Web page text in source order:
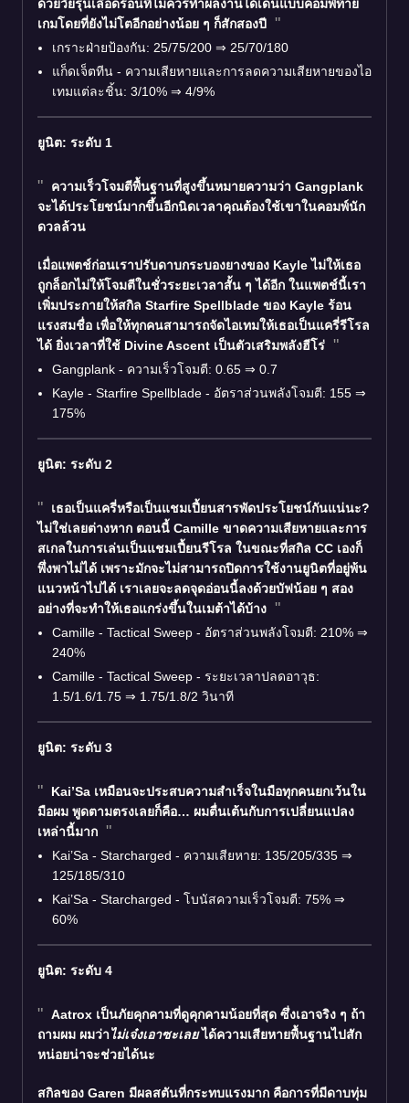
ด้วยวัยรุ่นเลือดร้อนที่ไม่ควรทำผลงานได้เด่นแบบคอมพ์ท้าย
เกมโดยที่ยังไม่โตอีกอย่างน้อย ๆ ก็สักสองปี
เกราะฝ่ายป้องกัน: 25/75/200 ⇒ 25/70/180
แก็ดเจ็ตทีน - ความเสียหายและการลดความเสียหายของไอ
เทมแต่ละชิ้น: 3/10% ⇒ 4/9%
ยูนิต: ระดับ 1
ความเร็วโจมตีพื้นฐานที่สูงขึ้นหมายความว่า Gangplank
จะได้ประโยชน์มากขึ้นอีกนิดเวลาคุณต้องใช้เขาในคอมพ์นัก
ดวลล้วน
เมื่อแพตช์ก่อนเราปรับดาบกระบองยางของ Kayle ไม่ให้เธอ
ถูกล็อกไม่ให้โจมตีในชั่วระยะเวลาสั้น ๆ ได้อีก ในแพตช์นี้เรา
เพิ่มประกายให้สกิล Starfire Spellblade ของ Kayle ร้อน
แรงสมชื่อ เพื่อให้ทุกคนสามารถจัดไอเทมให้เธอเป็นแครี่รีโรล
ได้ ยิ่งเวลาที่ใช้ Divine Ascent เป็นตัวเสริมพลังฮีโร่
Gangplank - ความเร็วโจมตี: 0.65 ⇒ 0.7
Kayle - Starfire Spellblade - อัตราส่วนพลังโจมตี: 155 ⇒
175%
ยูนิต: ระดับ 2
เธอเป็นแครี่หรือเป็นแชมเปี้ยนสารพัดประโยชน์กันแน่นะ?
ไม่ใช่เลยต่างหาก ตอนนี้ Camille ขาดความเสียหายและการ
สเกลในการเล่นเป็นแชมเปี้ยนรีโรล ในขณะที่สกิล CC เองก็
พึ่งพาไม่ได้ เพราะมักจะไม่สามารถปิดการใช้งานยูนิตที่อยู่พ้น
แนวหน้าไปได้ เราเลยจะลดจุดอ่อนนี้ลงด้วยบัฟน้อย ๆ สอง
อย่างที่จะทำให้เธอแกร่งขึ้นในเมต้าได้บ้าง
Camille - Tactical Sweep - อัตราส่วนพลังโจมตี: 210% ⇒
240%
Camille - Tactical Sweep - ระยะเวลาปลดอาวุธ:
1.5/1.6/1.75 ⇒ 1.75/1.8/2 วินาที
ยูนิต: ระดับ 3
Kai’Sa เหมือนจะประสบความสำเร็จในมือทุกคนยกเว้นใน
มือผม พูดตามตรงเลยก็คือ… ผมตื่นเต้นกับการเปลี่ยนแปลง
เหล่านี้มาก
Kai’Sa - Starcharged - ความเสียหาย: 135/205/335 ⇒
125/185/310
Kai’Sa - Starcharged - โบนัสความเร็วโจมตี: 75% ⇒
60%
ยูนิต: ระดับ 4
Aatrox เป็นภัยคุกคามที่ดูคุกคามน้อยที่สุด ซึ่งเอาจริง ๆ ถ้า
ถามผม ผมว่าไม่เจ๋งเอาซะเลยได้ความเสียหายพื้นฐานไปสัก
หน่อยน่าจะช่วยได้นะ
สกิลของ Garen มีผลสตันที่กระทบแรงมาก คือการที่มีดาบทุ่ม